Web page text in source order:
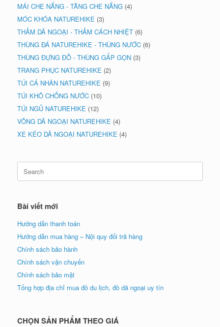
MÁI CHE NẮNG - TĂNG CHE NẮNG (4)
MÓC KHÓA NATUREHIKE (3)
THẢM DÃ NGOẠI - THẢM CÁCH NHIỆT (6)
THÙNG ĐÁ NATUREHIKE - THÙNG NƯỚC (6)
THÙNG ĐỰNG ĐỒ - THÙNG GẤP GỌN (3)
TRANG PHỤC NATUREHIKE (2)
TÚI CÁ NHÂN NATUREHIKE (9)
TÚI KHÔ CHỐNG NƯỚC (10)
TÚI NGỦ NATUREHIKE (12)
VÕNG DÃ NGOẠI NATUREHIKE (4)
XE KÉO DÃ NGOẠI NATUREHIKE (4)
for:
Bài viết mới
Hướng dẫn thanh toán
Hướng dẫn mua hàng – Nội quy đổi trả hàng
Chính sách bảo hành
Chính sách vận chuyển
Chính sách bảo mật
Tổng hợp địa chỉ mua đồ du lịch, đồ dã ngoại uy tín
CHỌN SẢN PHẨM THEO GIÁ